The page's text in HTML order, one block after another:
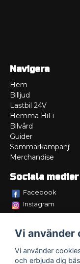
Navigera
Hem
Billjud
Lastbil 24V
Hemma HiFi
Bilvård
Guider
Sommarkampanj!
Merchandise
Sociala medier
Facebook
Instagram
Vi använder
Vi använder
och erbjuda dig